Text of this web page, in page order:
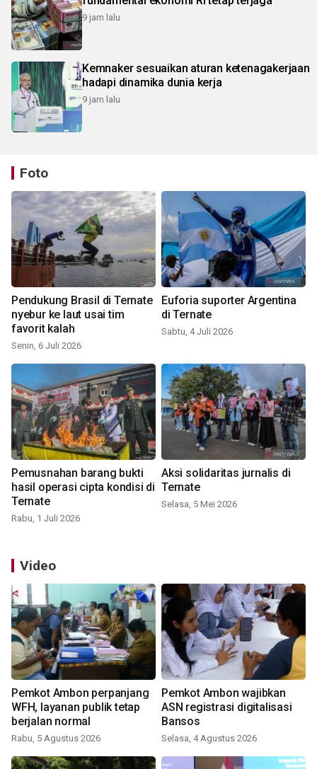
9 jam lalu
Kemnaker sesuaikan aturan ketenagakerjaan
hadapi dinamika dunia kerja
9 jam lalu
Foto
Pendukung Brasil di Ternate
nyebur ke laut usai tim
favorit kalah
Senin, 6 Juli 2026
Euforia suporter Argentina
di Ternate
Sabtu, 4 Juli 2026
Pemusnahan barang bukti
hasil operasi cipta kondisi di
Ternate
Rabu, 1 Juli 2026
Aksi solidaritas jurnalis di
Ternate
Selasa, 5 Mei 2026
Video
Pemkot Ambon perpanjang
WFH, layanan publik tetap
berjalan normal
Rabu, 5 Agustus 2026
Pemkot Ambon wajibkan
ASN registrasi digitalisasi
Bansos
Selasa, 4 Agustus 2026